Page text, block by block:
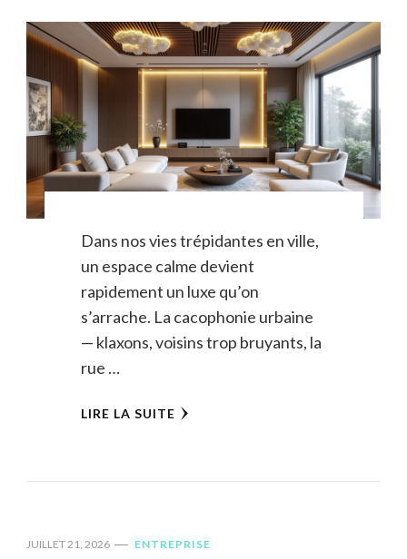
Dans nos vies trépidantes en ville,
un espace calme devient
rapidement un luxe qu’on
s’arrache. La cacophonie urbaine
— klaxons, voisins trop bruyants, la
rue …
LIRE LA SUITE
JUILLET 21, 2026 ENTREPRISE